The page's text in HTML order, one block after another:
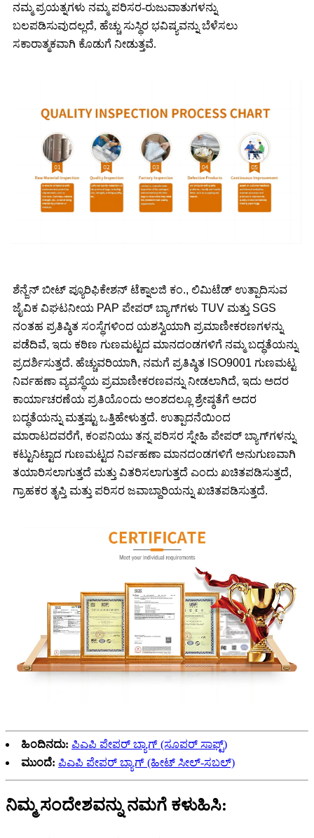
ನಮ್ಮ ಪ್ರಯತ್ನಗಳು ನಮ್ಮ ಪರಿಸರ-ರುಜುವಾತುಗಳನ್ನು
ಬಲಪಡಿಸುವುದಲ್ಲದೆ, ಹೆಚ್ಚು ಸುಸ್ಥಿರ ಭವಿಷ್ಯವನ್ನು ಬೆಳೆಸಲು
ಸಕಾರಾತ್ಮಕವಾಗಿ ಕೊಡುಗೆ ನೀಡುತ್ತವೆ.
ಶೆನ್ಜೆನ್ ಬೀಟ್ ಪ್ಯೂರಿಫಿಕೇಶನ್ ಟೆಕ್ನಾಲಜಿ ಕಂ., ಲಿಮಿಟೆಡ್ ಉತ್ಪಾದಿಸುವ
ಜೈವಿಕ ವಿಘಟನೀಯ PAP ಪೇಪರ್ ಬ್ಯಾಗ್‌ಗಳು TUV ಮತ್ತು SGS
ನಂತಹ ಪ್ರತಿಷ್ಠಿತ ಸಂಸ್ಥೆಗಳಿಂದ ಯಶಸ್ವಿಯಾಗಿ ಪ್ರಮಾಣೀಕರಣಗಳನ್ನು
ಪಡೆದಿವೆ, ಇದು ಕಠಿಣ ಗುಣಮಟ್ಟದ ಮಾನದಂಡಗಳಿಗೆ ನಮ್ಮ ಬದ್ಧತೆಯನ್ನು
ಪ್ರದರ್ಶಿಸುತ್ತದೆ. ಹೆಚ್ಚುವರಿಯಾಗಿ, ನಮಗೆ ಪ್ರತಿಷ್ಠಿತ ISO9001 ಗುಣಮಟ್ಟ
ನಿರ್ವಹಣಾ ವ್ಯವಸ್ಥೆಯ ಪ್ರಮಾಣೀಕರಣವನ್ನು ನೀಡಲಾಗಿದೆ, ಇದು ಅದರ
ಕಾರ್ಯಾಚರಣೆಯ ಪ್ರತಿಯೊಂದು ಅಂಶದಲ್ಲೂ ಶ್ರೇಷ್ಠತೆಗೆ ಅದರ
ಬದ್ಧತೆಯನ್ನು ಮತ್ತಷ್ಟು ಒತ್ತಿಹೇಳುತ್ತದೆ. ಉತ್ಪಾದನೆಯಿಂದ
ಮಾರಾಟದವರೆಗೆ, ಕಂಪನಿಯು ತನ್ನ ಪರಿಸರ ಸ್ನೇಹಿ ಪೇಪರ್ ಬ್ಯಾಗ್‌ಗಳನ್ನು
ಕಟ್ಟುನಿಟ್ಟಾದ ಗುಣಮಟ್ಟದ ನಿರ್ವಹಣಾ ಮಾನದಂಡಗಳಿಗೆ ಅನುಗುಣವಾಗಿ
ತಯಾರಿಸಲಾಗುತ್ತದೆ ಮತ್ತು ವಿತರಿಸಲಾಗುತ್ತದೆ ಎಂದು ಖಚಿತಪಡಿಸುತ್ತದೆ,
ಗ್ರಾಹಕರ ತೃಪ್ತಿ ಮತ್ತು ಪರಿಸರ ಜವಾಬ್ದಾರಿಯನ್ನು ಖಚಿತಪಡಿಸುತ್ತದೆ.
ಹಿಂದಿನದು: ಪಿಎಪಿ ಪೇಪರ್ ಬ್ಯಾಗ್ (ಸೂಪರ್ ಸಾಫ್ಟ್)
ಮುಂದೆ: ಪಿಎಪಿ ಪೇಪರ್ ಬ್ಯಾಗ್ (ಹೀಟ್ ಸೀಲ್-ಸಬಲ್)
ನಿಮ್ಮ ಸಂದೇಶವನ್ನು ನಮಗೆ ಕಳುಹಿಸಿ: